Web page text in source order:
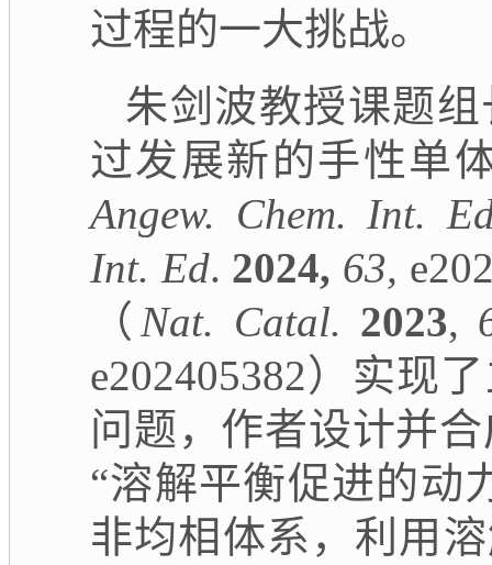
过程的一大挑战。
朱剑波教授课题
过发展新的手性单
Angew. Chem. Int.
Int. Ed. 2024, 63,
（ Nat. Catal. 2023,
e202405382） 实现
问题，作者设计并
“溶解平衡促进的动
非均相体系，利用